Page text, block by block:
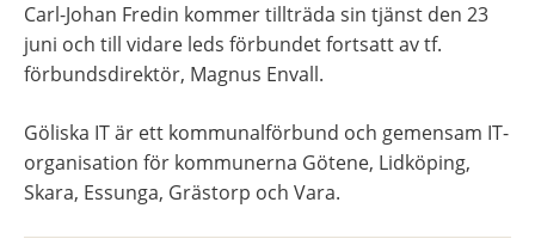
Carl-Johan Fredin kommer tillträda sin tjänst den 23
juni och till vidare leds förbundet fortsatt av tf.
förbundsdirektör, Magnus Envall.
Göliska IT är ett kommunalförbund och gemensam IT-
organisation för kommunerna Götene, Lidköping,
Skara, Essunga, Grästorp och Vara.